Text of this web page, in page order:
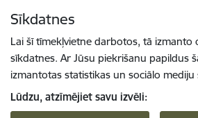
Sīkdatnes
Lai šī tīmekļvietne darbotos, tā izmanto
sīkdatnes. Ar Jūsu piekrišanu papildus
izmantotas statistikas un sociālo mediju
Lūdzu, atzīmējiet savu izvēli: